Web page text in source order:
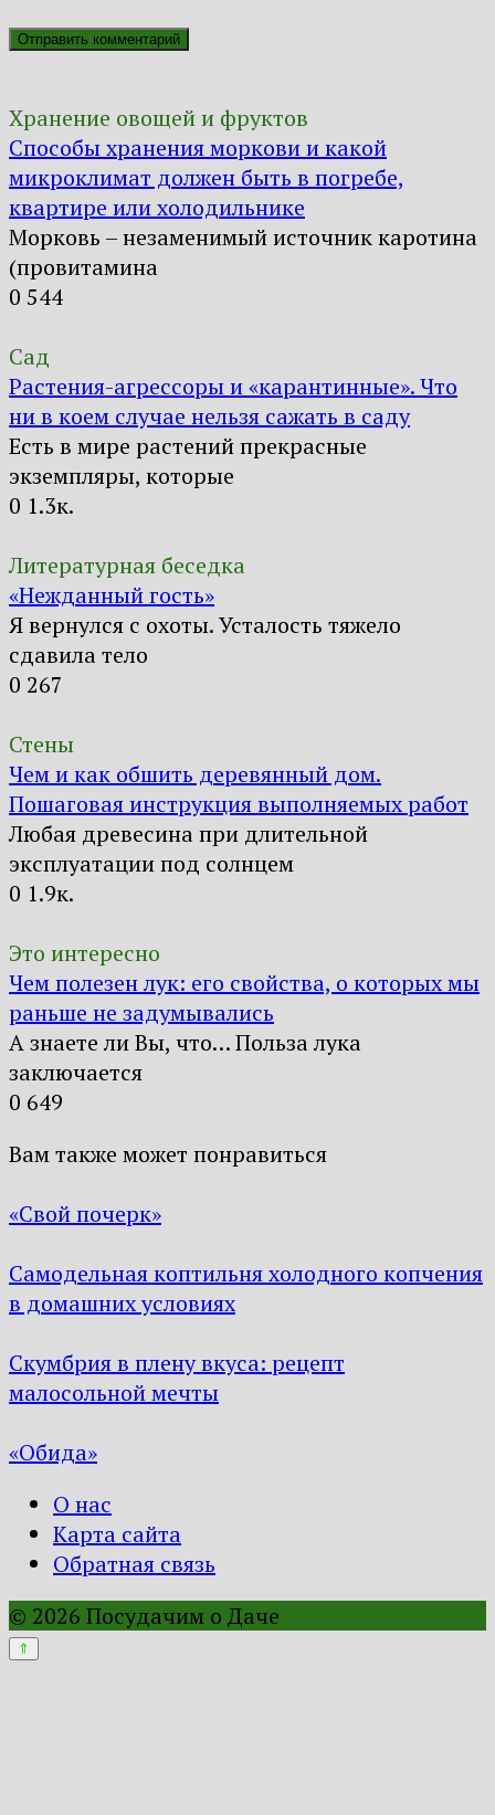
Хранение овощей и фруктов
Способы хранения моркови и какой
микроклимат должен быть в погребе,
квартире или холодильнике
Морковь – незаменимый источник каротина
(провитамина
0 544
Сад
Растения-агрессоры и «карантинные». Что
ни в коем случае нельзя сажать в саду
Есть в мире растений прекрасные
экземпляры, которые
0 1.3к.
Литературная беседка
«Нежданный гость»
Я вернулся с охоты. Усталость тяжело
сдавила тело
0 267
Стены
Чем и как обшить деревянный дом.
Пошаговая инструкция выполняемых работ
Любая древесина при длительной
эксплуатации под солнцем
0 1.9к.
Это интересно
Чем полезен лук: его свойства, о которых мы
раньше не задумывались
А знаете ли Вы, что… Польза лука
заключается
0 649
Вам также может понравиться
«Свой почерк»
Самодельная коптильня холодного копчения
в домашних условиях
Скумбрия в плену вкуса: рецепт
малосольной мечты
«Обида»
О нас
Карта сайта
Обратная связь
© 2026 Посудачим о Даче